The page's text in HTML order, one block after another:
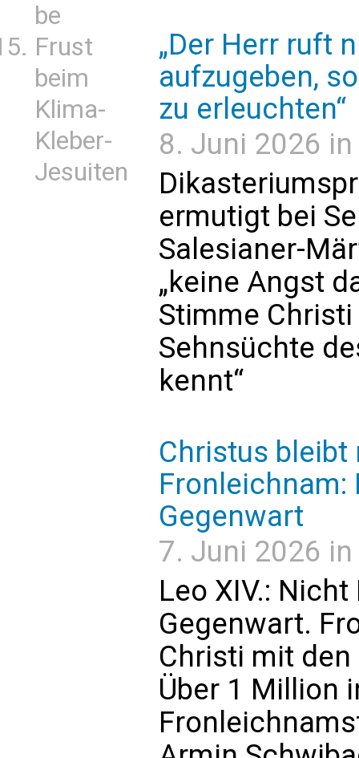
be
Frust
beim
Klima-
Kleber-
Jesuiten
„Der Herr ruft
aufzugeben,
zu erleuchten“
8. Juni 2026
ermutigt bei
Salesianer-
„keine Angst
Stimme
Sehnsüchte
kennt“
Christus bleibt
Fronleichnam:
Gegenwart
7. Juni 2026
Leo XIV.:
Gegenwart.
Christi mit
Über 1 Million